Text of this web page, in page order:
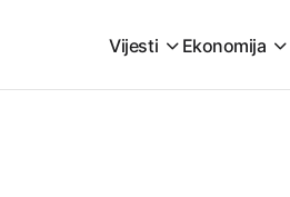
Vijesti Ekonomija